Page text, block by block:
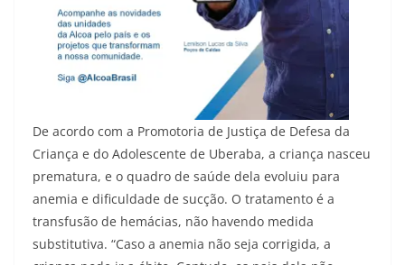
De acordo com a Promotoria de Justiça de Defesa da
Criança e do Adolescente de Uberaba, a criança nasceu
prematura, e o quadro de saúde dela evoluiu para
anemia e dificuldade de sucção. O tratamento é a
transfusão de hemácias, não havendo medida
substitutiva. “Caso a anemia não seja corrigida, a